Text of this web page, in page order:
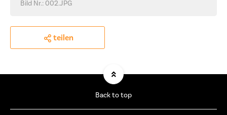
Bild Nr.: 002.JPG
teilen
Back to top